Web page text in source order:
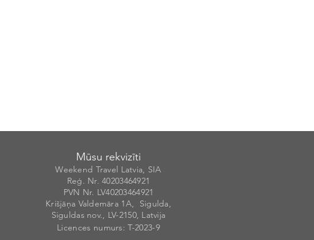
Mūsu rekvizīti
Weekend Travel Latvia, SIA
Reģ. Nr. 40203464921
PVN Nr. LV40203464921
Krišjāņa Valdemāra 1A, Sigulda,
Siguldas nov., LV-2150, Latvija
Licences numurs: T-2023-9